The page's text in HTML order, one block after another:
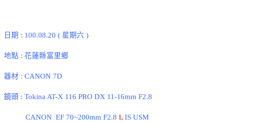
日期 : 100.08.20 ( 星期六 )
地點 : 花蓮縣富里鄉
器材 : CANON 7D
鏡頭 : Tokina AT-X 116 PRO DX 11-16mm F2.8
CANON EF 70~200mm F2.8 LIS USM